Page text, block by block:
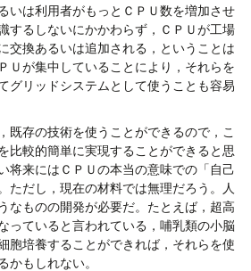
いは利用者がもっとＣＰＵ数を増加させ
するしないにかかわらず，ＣＰＵが工場
交換あるいは追加される，ということは
Ｕが集中していることにより，それらを
グリッドシステムとして使うことも容易
既存の技術を使うことができるので，こ
比較的簡単に実現することができると思
将来にはＣＰＵの本当の意味での「自己
ただし，現在の材料では無理だろう。人
なものの開発が必要だ。たとえば，超高
っていると言われている，哺乳類の小脳
胞培養することができれば，それらを使
かもしれない。